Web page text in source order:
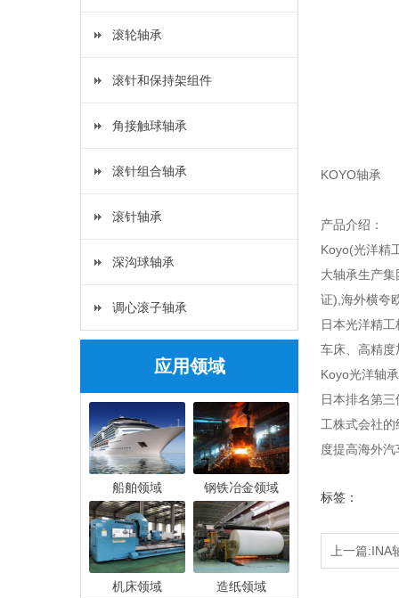
滚轮轴承
滚针和保持架组件
角接触球轴承
滚针组合轴承
滚针轴承
深沟球轴承
调心滚子轴承
应用领域
船舶领域 钢铁冶金领域
机床领域 造纸领域
KOYO轴承
产品介绍：
Koyo(光洋精
大轴承生产
证),海外横夸
日本光洋精
车床、高精
Koyo光洋轴
日本排名第
工株式会社
度提高海外
标签：
上一篇:INA